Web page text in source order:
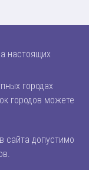
настоящих
городах
городов можете
сайта допустимо